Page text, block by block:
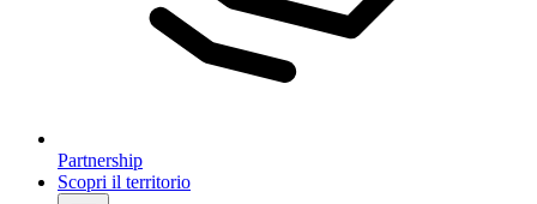
Partnership
Scopri il territorio